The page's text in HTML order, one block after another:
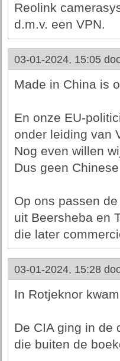
Reolink
d.m.v. een VPN.
03-01-2024, 15:05
Made in China is
En onze EU-
onder leiding van
Nog even willen
Dus geen
Op ons passen
uit Beersheba en
die later
03-01-2024, 15:28
In Rotjeknor
De CIA ging in de
die buiten de